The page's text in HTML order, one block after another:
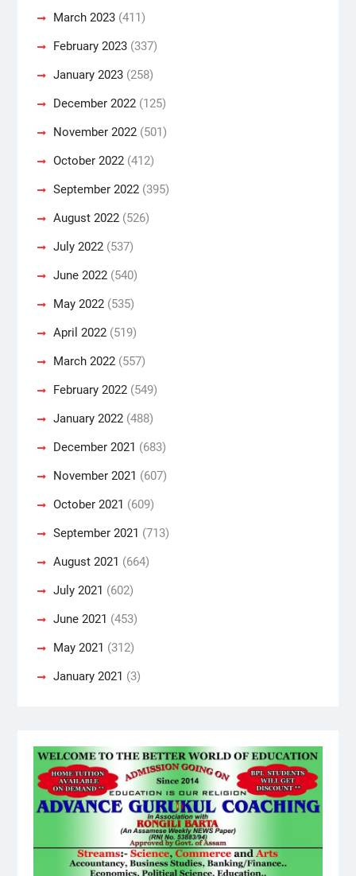
March 2023(411)
February 2023(337)
January 2023(258)
December 2022(125)
November 2022(501)
October 2022(412)
September 2022(395)
August 2022(526)
July 2022(537)
June 2022(540)
May 2022(535)
April 2022(519)
March 2022(557)
February 2022(549)
January 2022(488)
December 2021 (683)
November 2021 (607)
October 2021 (609)
September 2021 (713)
August 2021 (664)
July 2021 (602)
June 2021 (453)
May 2021 (312)
January 2021 (3)